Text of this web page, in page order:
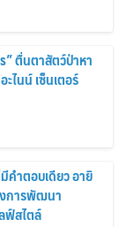
ตื่นตาสัตว์ป่าหา
ไนน์ เซ็นเตอร์
คำตอบเดียว อายิ
งการพัฒนา
สไตล์